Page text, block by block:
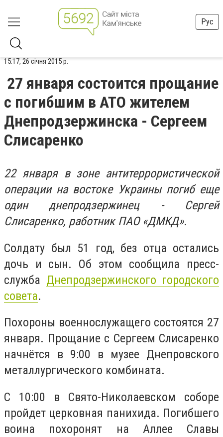
Рус
15:17, 26 січня 2015 р.
27 января состоится прощание
c погибшим в АТО жителем
Днепродзержинска - Сергеем
Слисаренко
22 января в зоне антитеррористической
операции на востоке Украины погиб еще
один днепродзержинец - Сергей
Слисаренко, работник ПАО «ДМКД».
Солдату был 51 год, без отца остались
дочь и сын. Об этом сообщила пресс-
служба Днепродзержинского городского
совета.
Похороны военнослужащего состоятся 27
января. Прощание с Сергеем Слисаренко
начнётся в 9:00 в музее Днепровского
металлургического комбината.
С 10:00 в Свято-Николаевском соборе
пройдет церковная панихида. Погибшего
воина похоронят на Аллее Славы